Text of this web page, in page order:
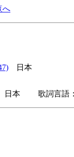
へ
日本
日本 歌詞言語：